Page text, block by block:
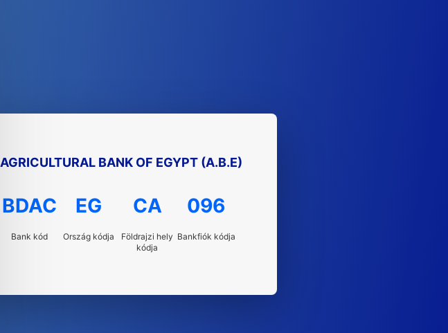
AGRICULTURAL BANK OF EGYPT (A.B.E)
BDAC
Bank kód
EG
Ország kódja
CA
Földrajzi hely
kódja
096
Bankfiók kódja